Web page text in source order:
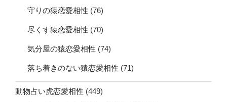
守りの猿恋愛相性 (76)
尽くす猿恋愛相性 (70)
気分屋の猿恋愛相性 (74)
落ち着きのない猿恋愛相性 (71)
動物占い虎恋愛相性 (449)